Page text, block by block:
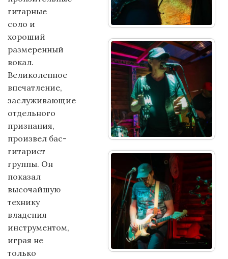
гитарные
соло и
хороший
размеренный
вокал.
Великолепное
впечатление,
заслуживающие
отдельного
признания,
произвел бас-
гитарист
группы. Он
показал
высочайшую
технику
владения
инструментом,
играя не
только